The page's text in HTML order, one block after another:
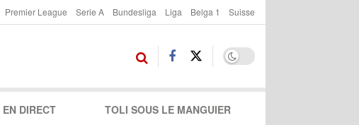
Premier League Serie A Bundesliga Liga Belga 1 Suisse
EN DIRECT TOLI SOUS LE MANGUIER